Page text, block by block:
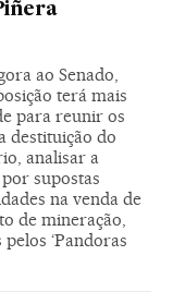
ao Senado,
terá mais
para reunir os
destituição do
analisar a
supostas
na venda de
de mineração,
‘Pandoras